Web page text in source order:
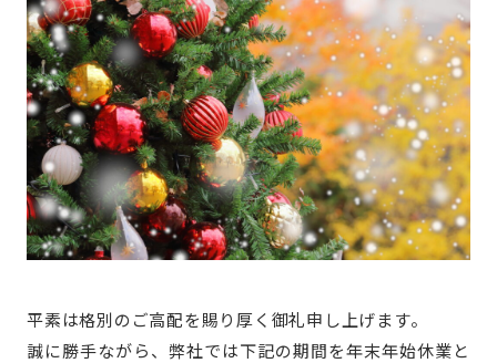
平素は格別のご高配を賜り厚く御礼申し上げます。
誠に勝手ながら、弊社では下記の期間を年末年始休業と